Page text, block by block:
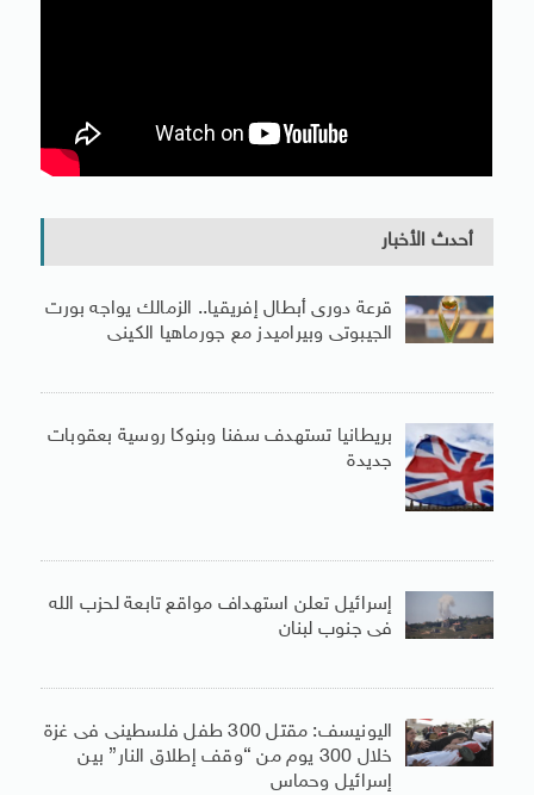
أحدث الأخبار
قرعة دورى أبطال إفريقيا.. الزمالك يواجه بورت
الجيبوتى وبيراميدز مع جورماهيا الكينى
بريطانيا تستهدف سفنا وبنوكا روسية بعقوبات
جديدة
إسرائيل تعلن استهداف مواقع تابعة لحزب الله
فى جنوب لبنان
اليونيسف: مقتل 300 طفل فلسطينى فى غزة
خلال 300 يوم من “وقف إطلاق النار” بين
إسرائيل وحماس